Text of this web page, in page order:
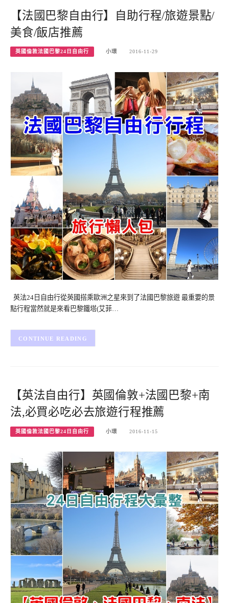
【法國巴黎自由行】自助行程/旅遊景點/
美食/飯店推薦
英國倫敦法國巴黎24日自由行 小環 2016-11-29
英法24日自由行從英國搭乘歐洲之星來到了法國巴黎旅遊 最重要的景
點行程當然就是來看巴黎鐵塔(艾菲…
CONTINUE READING
【英法自由行】英國倫敦+法國巴黎+南
法,必買必吃必去旅遊行程推薦
英國倫敦法國巴黎24日自由行 小環 2016-11-15